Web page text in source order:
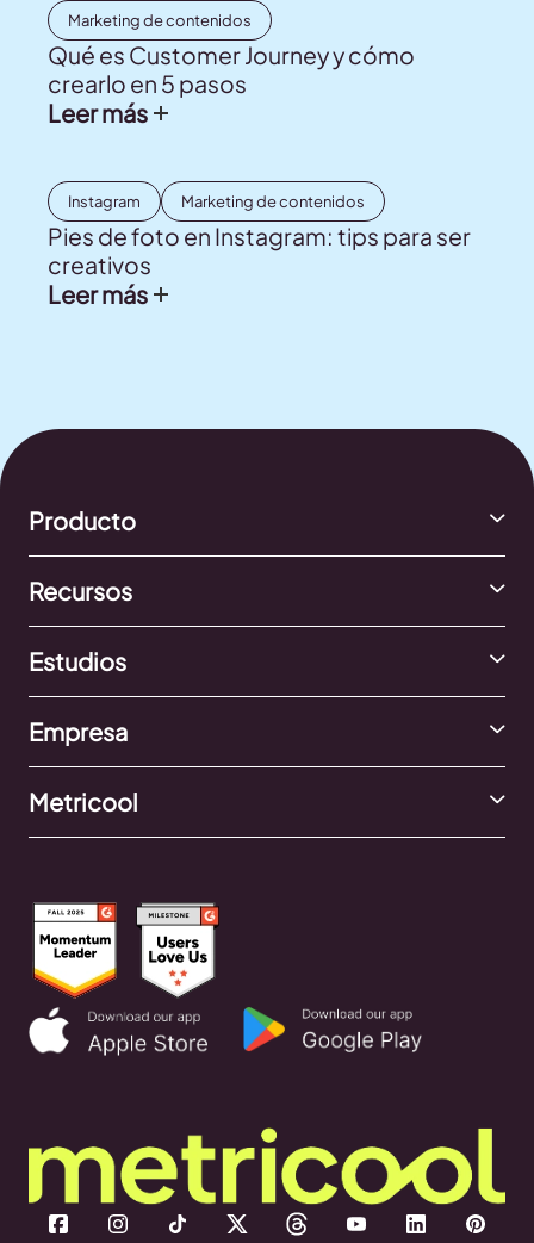
Marketing de contenidos
Qué es Customer Journey y cómo
crearlo en 5 pasos
Leer más
Instagram Marketing de contenidos
Pies de foto en Instagram: tips para ser
creativos
Leer más
Producto
Recursos
Estudios
Empresa
Metricool